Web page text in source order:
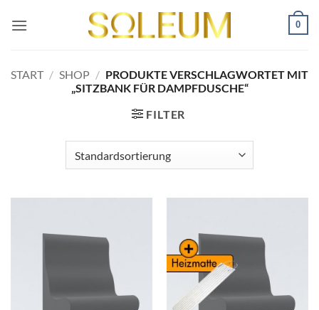
Inhalt
0
START / SHOP / PRODUKTE VERSCHLAGWORTET MIT
„SITZBANK FÜR DAMPFDUSCHE“
FILTER